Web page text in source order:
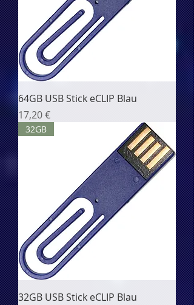
64GB USB Stick eCLIP Blau
Цена
17,20 €
32GB
32GB USB Stick eCLIP Blau